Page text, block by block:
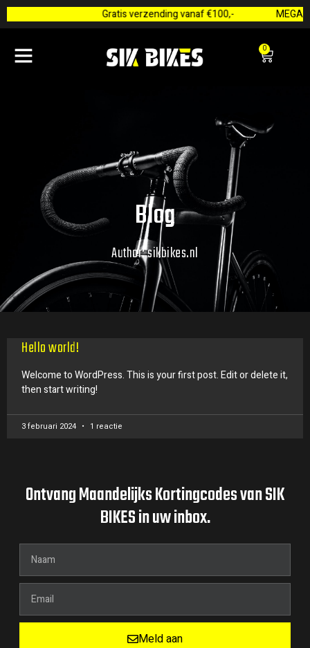
Gratis verzending vanaf €100,- MEGA
0
Blog
Author:sikbikes.nl
Hello world!
Welcome to WordPress. This is your first post. Edit or delete it,
then start writing!
3 februari 2024 1 reactie
Ontvang Maandelijks Kortingcodes van SIK
BIKES in uw inbox.
Meld aan